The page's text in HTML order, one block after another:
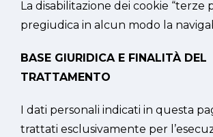
La disabilitazione dei cookie “terze
pregiudica in alcun modo la
BASE GIURIDICA E FINALITÀ DEL
TRATTAMENTO
I dati personali indicati in questa
trattati esclusivamente per